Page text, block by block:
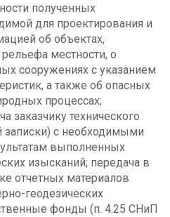
полученных
для проектирования и
об объектах,
местности, о
сооружениях с указанием
а также об опасных
процессах;
заказчику технического
записки) с необходимыми
выполненных
изысканий; передача в
отчетных материалов
геодезических
фонды (п. 4.25 СНиП